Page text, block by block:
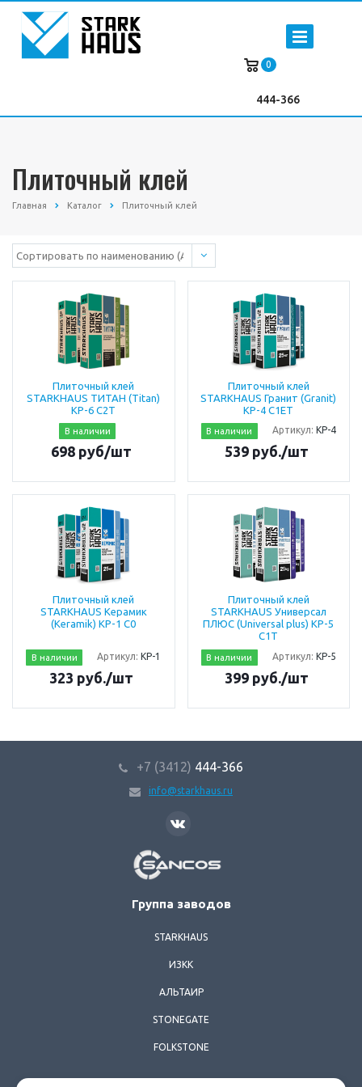
0
444-366
Плиточный клей
Главная Каталог Плиточный клей
Плиточный клей
STARKHAUS TИТАН (Titan)
KP-6 C2T
В наличии
698 руб/шт
Плиточный клей
STARKHAUS Гранит (Granit)
KP-4 C1ET
В наличии Артикул: KР-4
539 руб./шт
Плиточный клей
STARKHAUS Керамик
(Keramik) KP-1 С0
В наличии Артикул: KР-1
323 руб./шт
Плиточный клей
STARKHAUS Универсал
ПЛЮС (Universal plus) KP-5
С1Т
В наличии Артикул: КР-5
399 руб./шт
+7 (3412) 444-366
info@starkhaus.ru
Группа заводов
STARKHAUS
ИЗКК
АЛЬТАИР
STONEGATE
FOLKSTONE